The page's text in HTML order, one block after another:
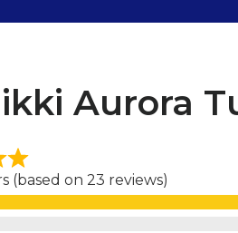
Aurora
(based on 23 reviews)